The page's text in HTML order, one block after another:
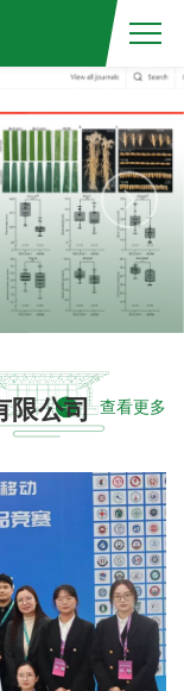
限公司 查看更多